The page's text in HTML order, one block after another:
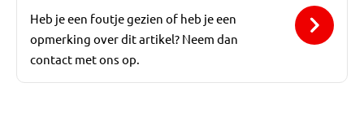
Heb je een foutje gezien of heb je een
opmerking over dit artikel? Neem dan
contact met ons op.